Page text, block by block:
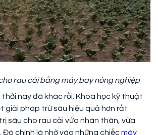
rau cải bằng máy bay nông nghiệp
thời nay đã khác rồi. Khoa học kỹ thuật
giải pháp trừ sâu hiệu quả hơn rất
sâu cho rau cải vừa nhàn thân, vừa
Đó chính là nhờ vào những chiếcmáy